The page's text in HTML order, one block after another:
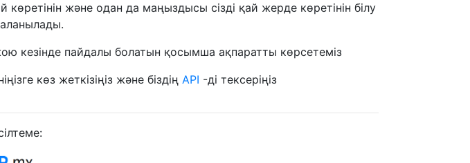
және одан да маңыздысы сізді қай жерде көретінін білу
кезінде пайдалы болатын қосымша ақпаратты көрсетеміз
көз жеткізіңіз және біздің API -ді тексеріңіз